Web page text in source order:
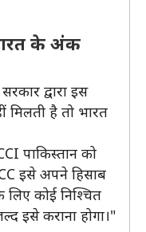
के अंक
द्वारा इस
है तो भारत
पाकिस्तान को
इसे अपने हिसाब
लिए कोई निश्चित
इसे कराना होगा।"